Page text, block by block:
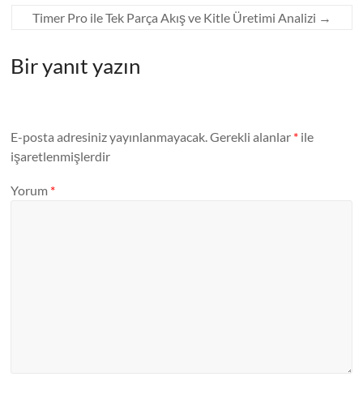
Timer Pro ile Tek Parça Akış ve Kitle Üretimi Analizi →
Bir yanıt yazın
E-posta adresiniz yayınlanmayacak.Gerekli alanlar * ile
işaretlenmişlerdir
Yorum *